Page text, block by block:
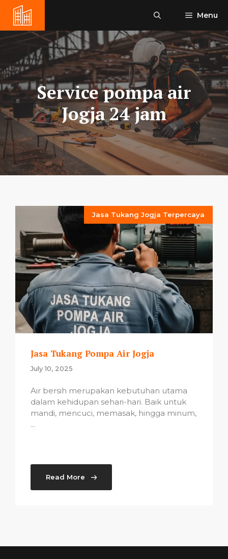
content
Menu
Service pompa air
Jogja 24 jam
Jasa Tukang Jogja Terpercaya
Jasa Tukang Pompa Air Jogja
July 10, 2025
Air bersih merupakan kebutuhan utama
dalam kehidupan sehari-hari. Baik untuk
mandi, mencuci, memasak, hingga minum,
...
Read More